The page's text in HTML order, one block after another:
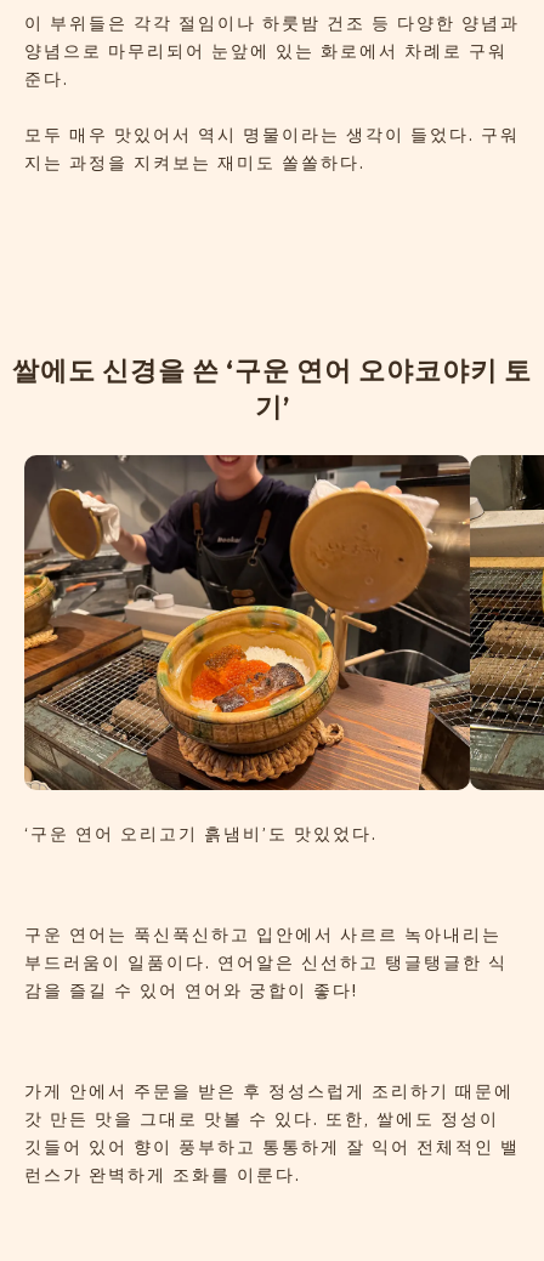
이 부위들은 각각 절임이나 하룻밤 건조 등 다양한 양념과
양념으로 마무리되어 눈앞에 있는 화로에서 차례로 구워
준다.
모두 매우 맛있어서 역시 명물이라는 생각이 들었다. 구워
지는 과정을 지켜보는 재미도 쏠쏠하다.
쌀에도 신경을 쓴 ‘구운 연어 오야코야키 토
기’
‘구운 연어 오리고기 흙냄비’도 맛있었다.
구운 연어는 푹신푹신하고 입안에서 사르르 녹아내리는
부드러움이 일품이다. 연어알은 신선하고 탱글탱글한 식
감을 즐길 수 있어 연어와 궁합이 좋다!
가게 안에서 주문을 받은 후 정성스럽게 조리하기 때문에
갓 만든 맛을 그대로 맛볼 수 있다. 또한, 쌀에도 정성이
깃들어 있어 향이 풍부하고 통통하게 잘 익어 전체적인 밸
런스가 완벽하게 조화를 이룬다.